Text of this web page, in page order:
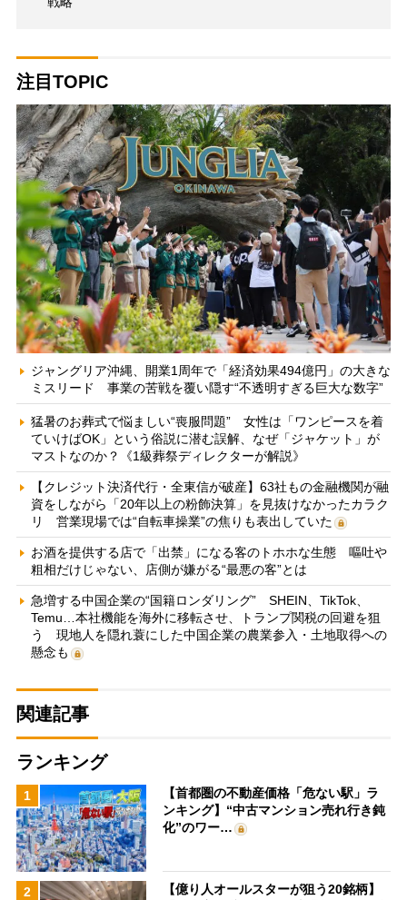
注目TOPIC
ジャングリア沖縄、開業1周年で「経済効果494億円」の大きな
ミスリード 事業の苦戦を覆い隠す“不透明すぎる巨大な数字”
猛暑のお葬式で悩ましい“喪服問題” 女性は「ワンピースを着
ていけばOK」という俗説に潜む誤解、なぜ「ジャケット」が
マストなのか？《1級葬祭ディレクターが解説》
【クレジット決済代行・全東信が破産】63社もの金融機関が融
資をしながら「20年以上の粉飾決算」を見抜けなかったカラク
リ 営業現場では“自転車操業”の焦りも表出していた
お酒を提供する店で「出禁」になる客のトホホな生態 嘔吐や
粗相だけじゃない、店側が嫌がる“最悪の客”とは
急増する中国企業の“国籍ロンダリング” SHEIN、TikTok、
Temu…本社機能を海外に移転させ、トランプ関税の回避を狙
う 現地人を隠れ蓑にした中国企業の農業参入・土地取得への
懸念も
関連記事
ランキング
1
【首都圏の不動産価格「危ない駅」ラ
ンキング】“中古マンション売れ行き鈍
化”のワー…
2
【億り人オールスターが狙う20銘柄】